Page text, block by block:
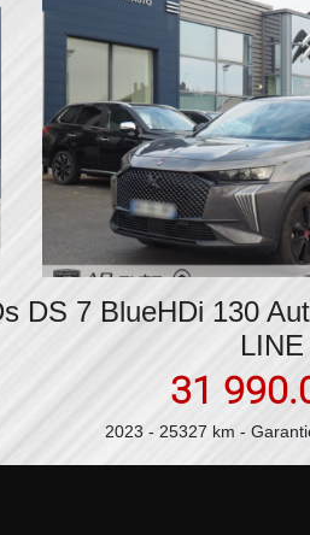
Peugeot 308 SW (3)
ALLURE
24
2024 - 28554 km - Garantie